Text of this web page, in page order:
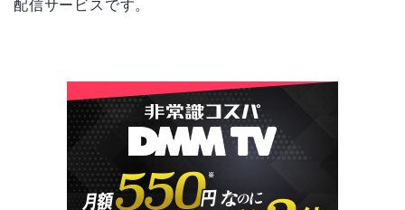
配信サービスです。